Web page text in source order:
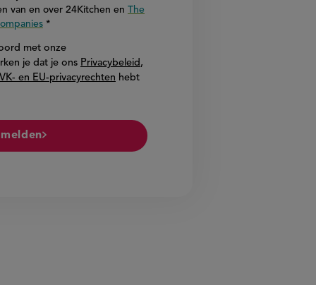
van en over 24Kitchen en The
met onze
je dat je ons Privacybeleid,
VK- en EU-privacyrechten hebt